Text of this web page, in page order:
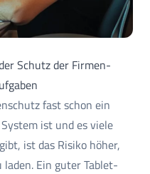
Schutz der Firmen-
fast schon ein
ist und es viele
ist das Risiko höher,
Ein guter Tablet-